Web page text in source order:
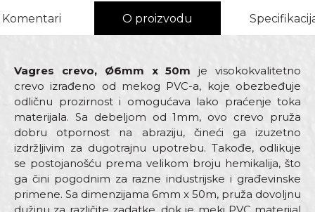
Komentari O proizvodu
Vagres crevo, Ø6mm x 50m je visokokvalitetno
crevo izrađeno od mekog PVC-a, koje obezbeđuje
odličnu prozirnost i omogućava lako praćenje toka
materijala. Sa debeljom od 1mm, ovo crevo pruža
dobru otpornost na abraziju, čineći ga izuzetno
izdržljivim za dugotrajnu upotrebu. Takođe, odlikuje
se postojanošću prema velikom broju hemikalija, što
ga čini pogodnim za razne industrijske i građevinske
primene. Sa dimenzijama 6mm x 50m, pruža dovoljnu